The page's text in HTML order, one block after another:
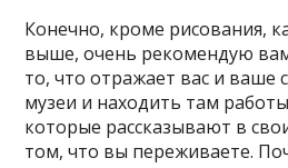
Конечно, кроме рисования,
выше, очень рекомендую
то, что отражает вас и ваше
музеи и находить там
которые рассказывают в
том, что вы переживаете.